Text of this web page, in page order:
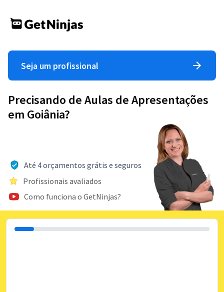
Seja um profissional
Precisando de Aulas de Apresentações
em Goiânia?
Até 4 orçamentos grátis e seguros
Profissionais avaliados
Como funciona o GetNinjas?